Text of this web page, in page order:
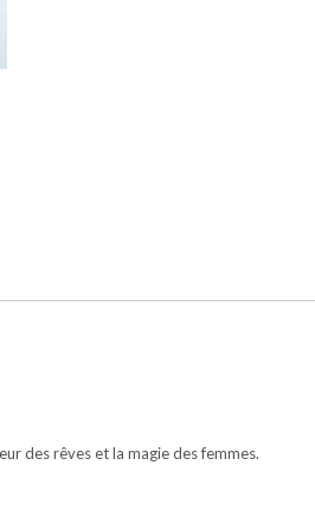
des rêves et la magie des femmes.